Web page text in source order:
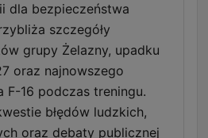
dla bezpieczeństwa
szczegóły
grupy Żelazny, upadku
oraz najnowszego
F-16 podczas treningu.
błędów ludzkich,
oraz debaty publicznej